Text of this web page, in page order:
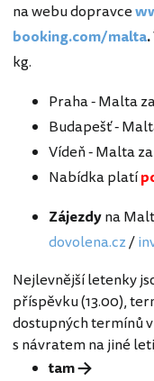
na webu dopravce
booking.com/malta.
kg.
Praha - Malta
Budapešť -
Vídeň - Malta
Nabídka platí
Zájezdyna
dovolena.cz/
Nejlevnější letenky
příspěvku (13.00),
dostupných termínů
s návratem na jiné
tam →